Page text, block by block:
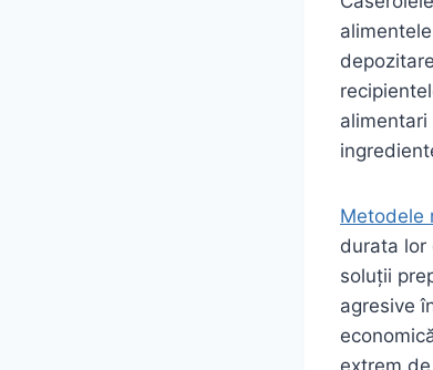
Metodele
durata lor
soluții
agresive
extrem